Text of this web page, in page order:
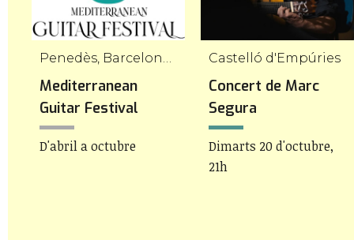
Mediterranean
Guitar Festival
D'abril a octubre
Castelló d'Empúries
Concert de Marc
Segura
Dimarts 20 d'octubre,
21h